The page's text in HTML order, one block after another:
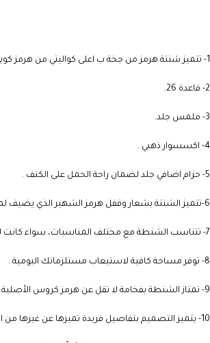
1- تتميز شنتة هرمز من جخة ب اعلى كواليتي من هرمز كوبي.
2- قاعدة 26.
3- ملمس جلد.
4- اكسسوار ذهبي .
5- حزام اضافي جلد لضمان راحة الحمل على الكتف .
6-تتميز الشنتة بشعار وقفل هرمز الشهير الذي يضيف لمسة من الأناقة والتميز.
7- تتناسب الشنطة مع مختلف المناسبات، سواء كانت للإطلالات اليومية أو المناسبات الخاصة او العمل .
8- توفر مساحة كافية لاستيعاب مستلزماتك اليومية .
9- تمتاز الشنطة بفخامة لا تقل عن هرمز كروس الأصلية بكل تفاصيلها .
10- يتميز التصميم بتفاصيل فريدة تميزها عن غيرها من الحقائب الأخرى.